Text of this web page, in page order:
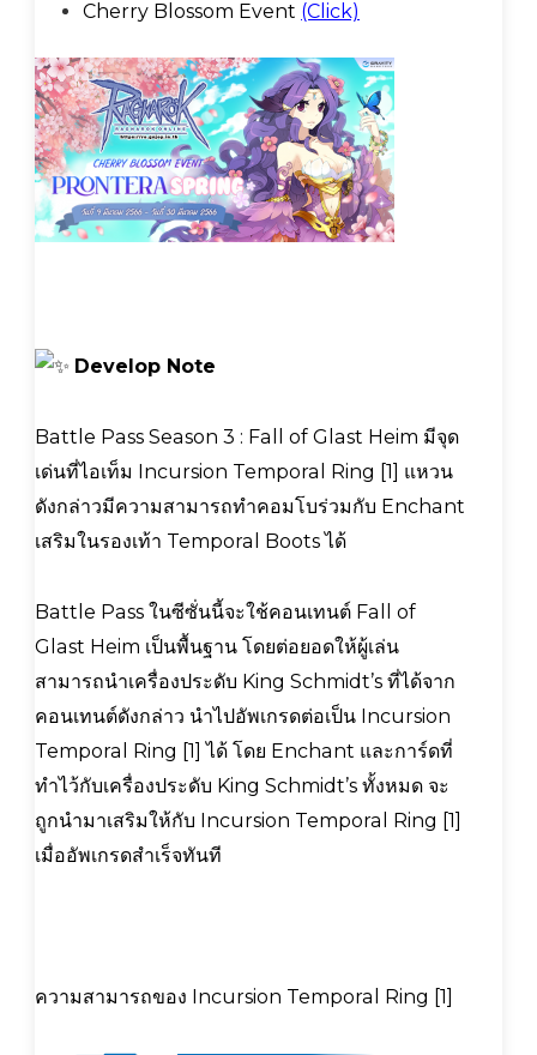
Cherry Blossom Event (Click)
Develop Note
Battle Pass Season 3 : Fall of Glast Heim มีจุด
เด่นที่ไอเท็ม Incursion Temporal Ring [1] แหวน
ดังกล่าวมีความสามารถทำคอมโบร่วมกับ Enchant
เสริมในรองเท้า Temporal Boots ได้
Battle Pass ในซีซั่นนี้จะใช้คอนเทนต์ Fall of
Glast Heim เป็นพื้นฐาน โดยต่อยอดให้ผู้เล่น
สามารถนำเครื่องประดับ King Schmidt’s ที่ได้จาก
คอนเทนต์ดังกล่าว นำไปอัพเกรดต่อเป็น Incursion
Temporal Ring [1] ได้ โดย Enchant และการ์ดที่
ทำไว้กับเครื่องประดับ King Schmidt’s ทั้งหมด จะ
ถูกนำมาเสริมให้กับ Incursion Temporal Ring [1]
เมื่ออัพเกรดสำเร็จทันที
ความสามารถของ Incursion Temporal Ring [1]